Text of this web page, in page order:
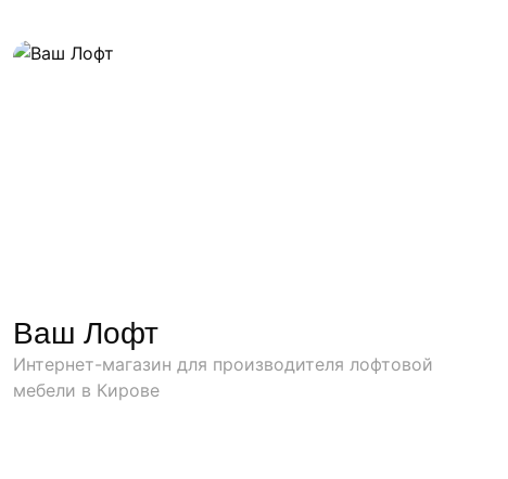
Ваш Лофт
Интернет-магазин для производителя лофтовой
мебели в Кирове